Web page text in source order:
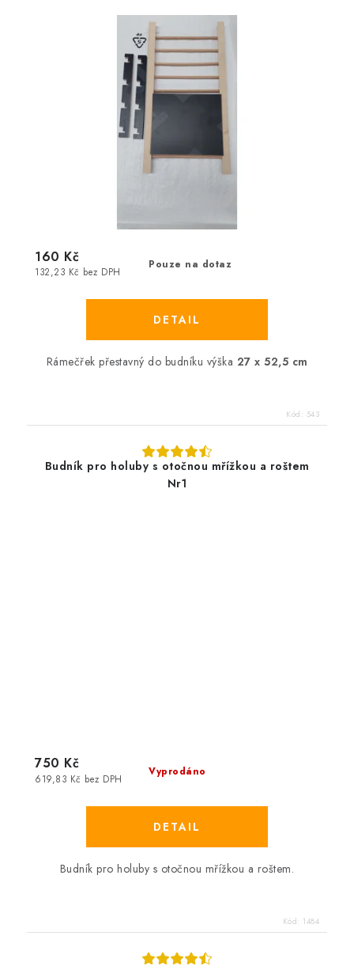
Pouze na dotaz
132,23 Kč bez DPH
160 Kč
Rámečřek přestavný do budníku výška 27 x 52,5 cm
Kód: 543
Budník pro holuby s otočnou mřížkou a roštem
Nr1
Vyprodáno
619,83 Kč bez DPH
750 Kč
Budník pro holuby s otočnou mřížkou a roštem.
Kód: 1484